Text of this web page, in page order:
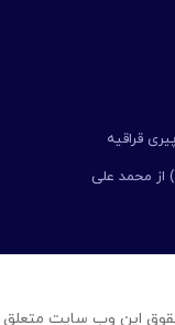
قراقیه
از محمد علی
حقوق این وب سایت